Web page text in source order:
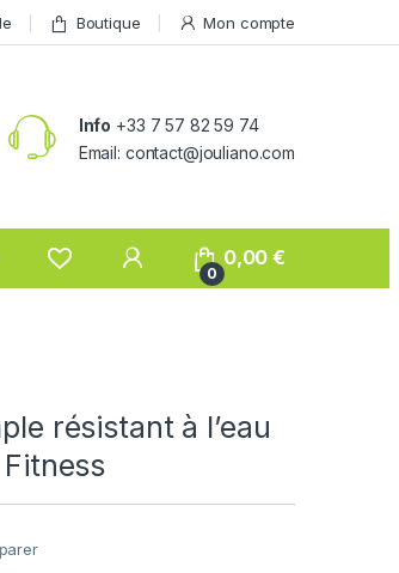
Boutique Mon compte
Info +33 7 57 82 59 74
Email: contact@jouliano.com
0
0,00€
résistant à l’eau